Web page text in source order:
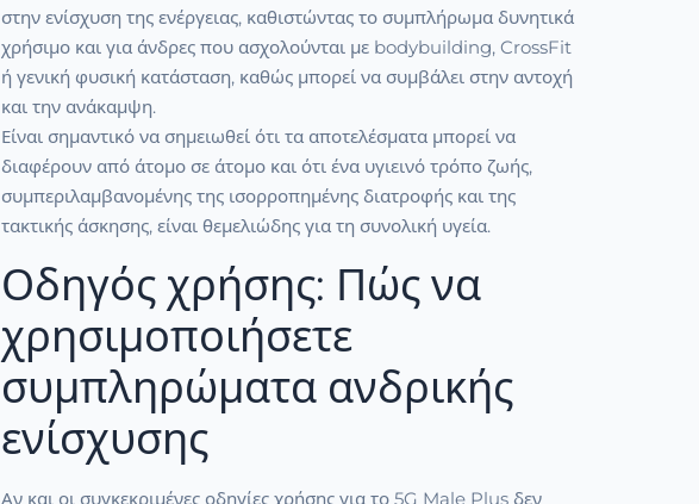
στην ενίσχυση της ενέργειας, καθιστώντας το συμπλήρωμα δυνητικά
χρήσιμο και για άνδρες που ασχολούνται με bodybuilding, CrossFit
ή γενική φυσική κατάσταση, καθώς μπορεί να συμβάλει στην αντοχή
και την ανάκαμψη.
Είναι σημαντικό να σημειωθεί ότι τα αποτελέσματα μπορεί να
διαφέρουν από άτομο σε άτομο και ότι ένα υγιεινό τρόπο ζωής,
συμπεριλαμβανομένης της ισορροπημένης διατροφής και της
τακτικής άσκησης, είναι θεμελιώδης για τη συνολική υγεία.
Οδηγός χρήσης: Πώς να
χρησιμοποιήσετε
συμπληρώματα ανδρικής
ενίσχυσης
Αν και οι συγκεκριμένες οδηγίες χρήσης για το 5G Male Plus δεν